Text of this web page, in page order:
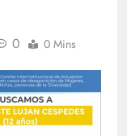
0 0 Mins